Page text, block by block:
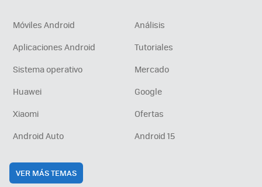
Móviles Android
Análisis
Aplicaciones Android
Tutoriales
Sistema operativo
Mercado
Huawei
Google
Xiaomi
Ofertas
Android Auto
Android 15
VER MÁS TEMAS